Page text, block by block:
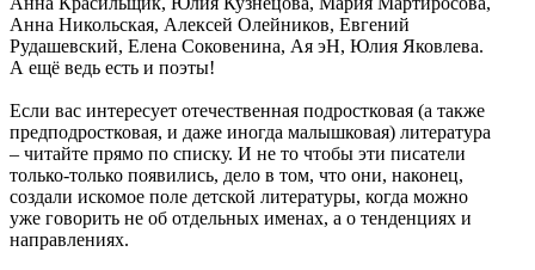
Анна Никольская, Алексей Олейников, Евгений
Рудашевский, Елена Соковенина, Ая эН, Юлия Яковлева.
А ещё ведь есть и поэты!
Если вас интересует отечественная подростковая (а также
предподростковая, и даже иногда малышковая) литература
– читайте прямо по списку. И не то чтобы эти писатели
только-только появились, дело в том, что они, наконец,
создали искомое поле детской литературы, когда можно
уже говорить не об отдельных именах, а о тенденциях и
направлениях.